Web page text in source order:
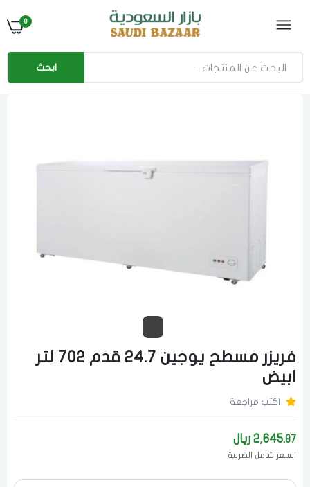
0
ابحث
فريزر مسطح يوجين 24.7 قدم 702 لتر
ابيض
اكتب مراجعة
2,645.87 ريال
السعر شامل الضريبة